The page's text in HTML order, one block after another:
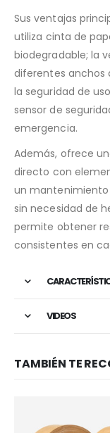
Sus ventajas
utiliza cinta de
biodegradable; la
diferentes anchos
la seguridad de
sensor de
emergencia.
Además, ofrece
directo con
un mantenimiento
sin necesidad de
permite obtener
consistentes en
VIDEOS
TAMBIÉN TE